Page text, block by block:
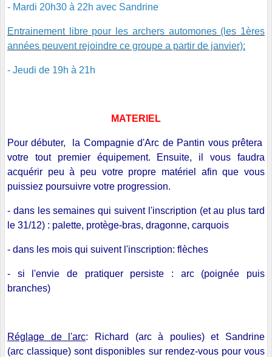
- Mardi 20h30 à 22h avec Sandrine
Entrainement libre pour les archers automones (les 1ères
années peuvent rejoindre ce groupe a partir de janvier):
- Jeudi de 19h à 21h
MATERIEL
Pour débuter, la Compagnie d'Arc de Pantin vous prêtera
votre tout premier équipement. Ensuite, il vous faudra
acquérir peu à peu votre propre matériel afin que vous
puissiez poursuivre votre progression.
- dans les semaines qui suivent l'inscription (et au plus tard
le 31/12) : palette, protège-bras, dragonne, carquois
- dans les mois qui suivent l'inscription: flèches
- si l'envie de pratiquer persiste : arc (poignée puis
branches)
Réglage de l'arc: Richard (arc à poulies) et Sandrine
(arc classique) sont disponibles sur rendez-vous pour vous